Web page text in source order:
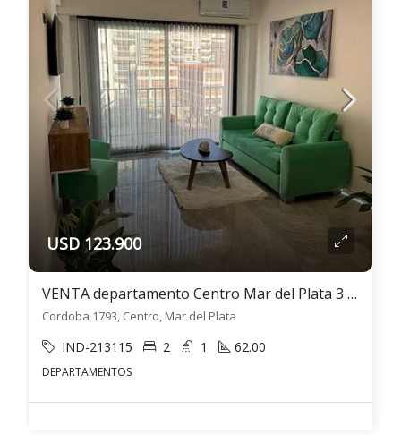
USD 123.900
VENTA departamento Centro Mar del Plata 3 ambientes
Cordoba 1793, Centro, Mar del Plata
IND-213115 2 1 62.00
DEPARTAMENTOS